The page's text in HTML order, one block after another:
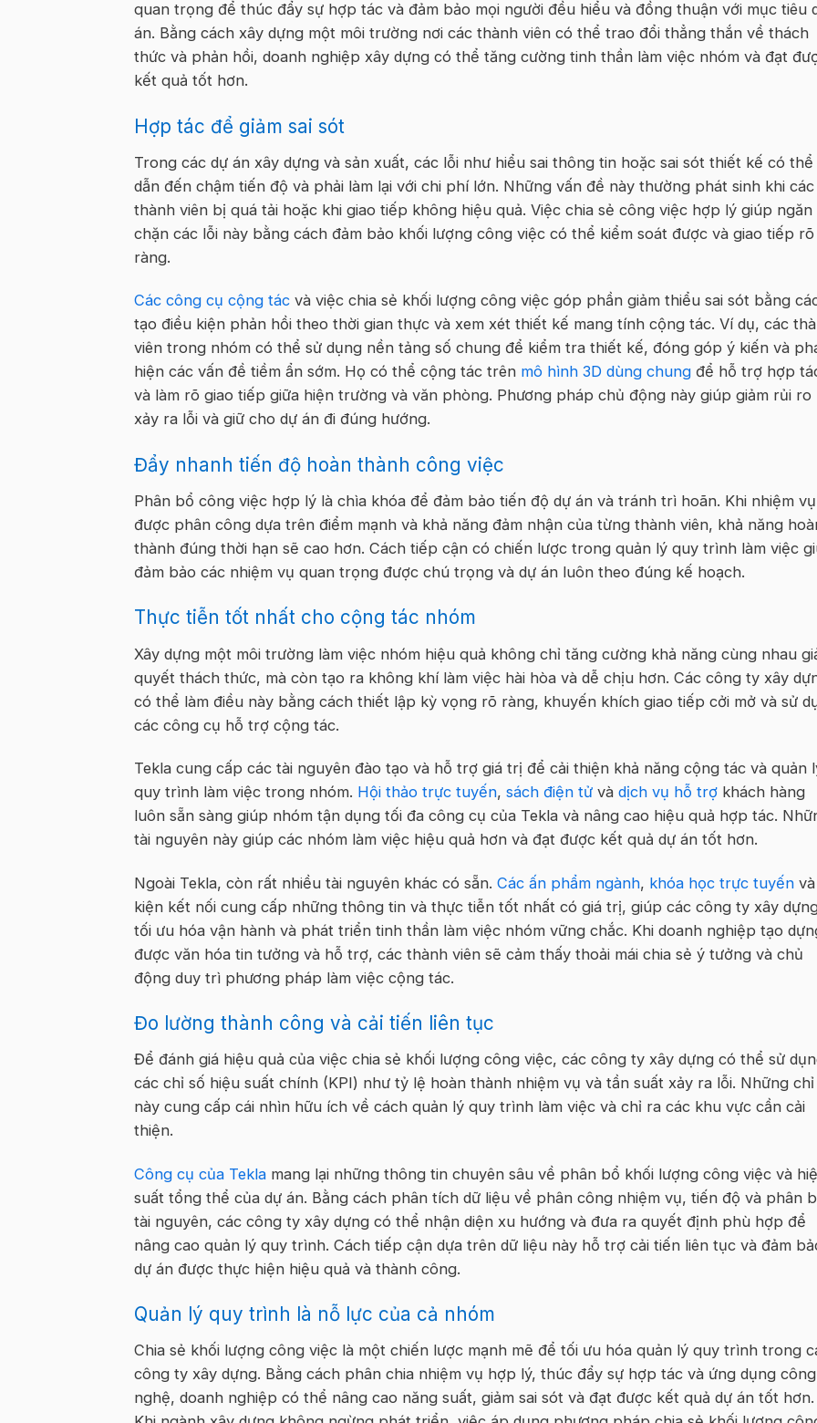
quan trọng để thúc đẩy sự hợp tác và đảm bảo mọi người đều hiểu và đồng thuận với mục tiêu
án. Bằng cách xây dựng một môi trường nơi các thành viên có thể trao đổi thẳng thắn về thách
thức và phản hồi, doanh nghiệp xây dựng có thể tăng cường tinh thần làm việc nhóm và đạt
kết quả tốt hơn.
Hợp tác để giảm sai sót
Trong các dự án xây dựng và sản xuất, các lỗi như hiểu sai thông tin hoặc sai sót thiết kế có thể
dẫn đến chậm tiến độ và phải làm lại với chi phí lớn. Những vấn đề này thường phát sinh khi các
thành viên bị quá tải hoặc khi giao tiếp không hiệu quả. Việc chia sẻ công việc hợp lý giúp ngăn
chặn các lỗi này bằng cách đảm bảo khối lượng công việc có thể kiểm soát được và giao tiếp rõ
ràng.
Các công cụ cộng tác và việc chia sẻ khối lượng công việc góp phần giảm thiểu sai sót bằng
tạo điều kiện phản hồi theo thời gian thực và xem xét thiết kế mang tính cộng tác. Ví dụ, các
viên trong nhóm có thể sử dụng nền tảng số chung để kiểm tra thiết kế, đóng góp ý kiến và
hiện các vấn đề tiềm ẩn sớm. Họ có thể cộng tác trên mô hình 3D dùng chung để hỗ trợ hợp
và làm rõ giao tiếp giữa hiện trường và văn phòng. Phương pháp chủ động này giúp giảm rủi ro
xảy ra lỗi và giữ cho dự án đi đúng hướng.
Đẩy nhanh tiến độ hoàn thành công việc
Phân bổ công việc hợp lý là chìa khóa để đảm bảo tiến độ dự án và tránh trì hoãn. Khi nhiệm vụ
được phân công dựa trên điểm mạnh và khả năng đảm nhận của từng thành viên, khả năng
thành đúng thời hạn sẽ cao hơn. Cách tiếp cận có chiến lược trong quản lý quy trình làm việc
đảm bảo các nhiệm vụ quan trọng được chú trọng và dự án luôn theo đúng kế hoạch.
Thực tiễn tốt nhất cho cộng tác nhóm
Xây dựng một môi trường làm việc nhóm hiệu quả không chỉ tăng cường khả năng cùng nhau
quyết thách thức, mà còn tạo ra không khí làm việc hài hòa và dễ chịu hơn. Các công ty xây
có thể làm điều này bằng cách thiết lập kỳ vọng rõ ràng, khuyến khích giao tiếp cởi mở và sử
các công cụ hỗ trợ cộng tác.
Tekla cung cấp các tài nguyên đào tạo và hỗ trợ giá trị để cải thiện khả năng cộng tác và quản
quy trình làm việc trong nhóm. Hội thảo trực tuyến, sách điện tử và dịch vụ hỗ trợ khách hàng
luôn sẵn sàng giúp nhóm tận dụng tối đa công cụ của Tekla và nâng cao hiệu quả hợp tác.
tài nguyên này giúp các nhóm làm việc hiệu quả hơn và đạt được kết quả dự án tốt hơn.
Ngoài Tekla, còn rất nhiều tài nguyên khác có sẵn. Các ấn phẩm ngành, khóa học trực tuyến
kiện kết nối cung cấp những thông tin và thực tiễn tốt nhất có giá trị, giúp các công ty xây
tối ưu hóa vận hành và phát triển tinh thần làm việc nhóm vững chắc. Khi doanh nghiệp tạo
được văn hóa tin tưởng và hỗ trợ, các thành viên sẽ cảm thấy thoải mái chia sẻ ý tưởng và chủ
động duy trì phương pháp làm việc cộng tác.
Đo lường thành công và cải tiến liên tục
Để đánh giá hiệu quả của việc chia sẻ khối lượng công việc, các công ty xây dựng có thể sử
các chỉ số hiệu suất chính (KPI) như tỷ lệ hoàn thành nhiệm vụ và tần suất xảy ra lỗi. Những chỉ
này cung cấp cái nhìn hữu ích về cách quản lý quy trình làm việc và chỉ ra các khu vực cần cải
thiện.
Công cụ của Tekla mang lại những thông tin chuyên sâu về phân bổ khối lượng công việc và
suất tổng thể của dự án. Bằng cách phân tích dữ liệu về phân công nhiệm vụ, tiến độ và phân
tài nguyên, các công ty xây dựng có thể nhận diện xu hướng và đưa ra quyết định phù hợp để
nâng cao quản lý quy trình. Cách tiếp cận dựa trên dữ liệu này hỗ trợ cải tiến liên tục và đảm
dự án được thực hiện hiệu quả và thành công.
Quản lý quy trình là nỗ lực của cả nhóm
Chia sẻ khối lượng công việc là một chiến lược mạnh mẽ để tối ưu hóa quản lý quy trình trong
công ty xây dựng. Bằng cách phân chia nhiệm vụ hợp lý, thúc đẩy sự hợp tác và ứng dụng công
nghệ, doanh nghiệp có thể nâng cao năng suất, giảm sai sót và đạt được kết quả dự án tốt hơn.